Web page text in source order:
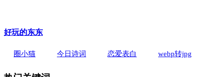
好玩的东东
圈小猫 今日诗词 恋爱表白 webp转jpg